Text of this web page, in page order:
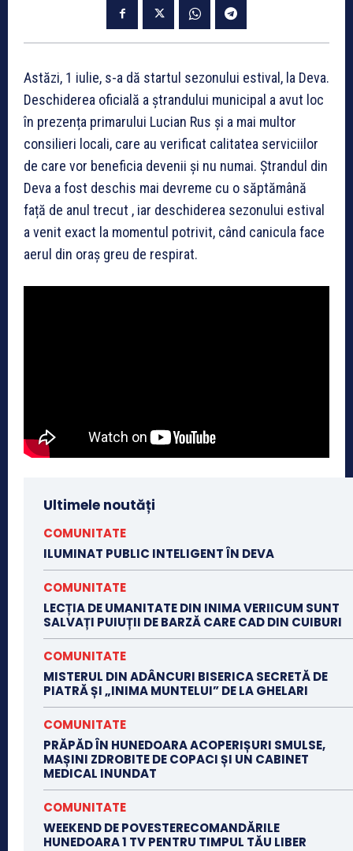
Astăzi, 1 iulie, s-a dă startul sezonului estival, la Deva.
Deschiderea oficială a ștrandului municipal a avut loc
în prezența primarului Lucian Rus și a mai multor
consilieri locali, care au verificat calitatea serviciilor
de care vor beneficia devenii și nu numai. Ștrandul din
Deva a fost deschis mai devreme cu o săptămână
față de anul trecut , iar deschiderea sezonului estival
a venit exact la momentul potrivit, când canicula face
aerul din oraș greu de respirat.
Ultimele noutăți
COMUNITATE
ILUMINAT PUBLIC INTELIGENT ÎN DEVA
COMUNITATE
LECȚIA DE UMANITATE DIN INIMA VERIICUM SUNT
SALVAȚI PUIUȚII DE BARZĂ CARE CAD DIN CUIBURI
COMUNITATE
MISTERUL DIN ADÂNCURI BISERICA SECRETĂ DE
PIATRĂ ȘI „INIMA MUNTELUI” DE LA GHELARI
COMUNITATE
PRĂPĂD ÎN HUNEDOARA ACOPERIȘURI SMULSE,
MAȘINI ZDROBITE DE COPACI ȘI UN CABINET
MEDICAL INUNDAT
COMUNITATE
WEEKEND DE POVESTERECOMANDĂRILE
HUNEDOARA 1 TV PENTRU TIMPUL TĂU LIBER